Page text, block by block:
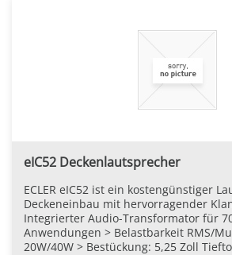
eIC52 Deckenlautsprecher
ECLER eIC52 ist ein kostengünstiger
Deckeneinbau mit hervorragender
Integrierter Audio-Transformator für
Anwendungen > Belastbarkeit RMS/
20W/40W > Bestückung: 5,25 Zoll